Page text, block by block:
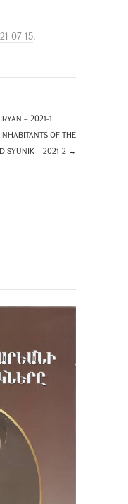
07-15.
– 2021-1
OF THE
SYUNIK – 2021-2 →